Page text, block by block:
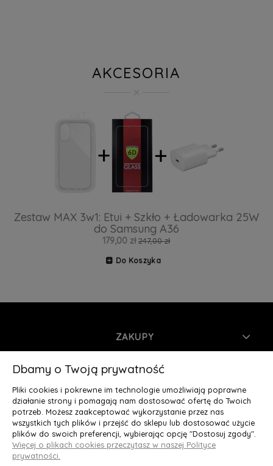
AKCESORIA
Zestaw MAX 3w1: Etui + Szkło + Ładowarka 25W
do Samsung A36
179,00 zł 247,00 zł
Do Koszyka
ZAKUPY
INFORMACJE
MOJE KONTO
O NAS
Deluxury.pl
Dbamy o Twoją prywatność
Pliki cookies i pokrewne im technologie umożliwiają poprawne
działanie strony i pomagają nam dostosować ofertę do Twoich
potrzeb. Możesz zaakceptować wykorzystanie przez nas
wszystkich tych plików i przejść do sklepu lub dostosować użycie
plików do swoich preferencji, wybierając opcję "Dostosuj zgody".
Więcej o plikach cookies przeczytasz w naszej Polityce
prywatności.